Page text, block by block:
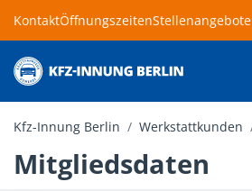
KontaktÖffnungszeitenStellenangebote
Kfz-Innung Berlin
Kfz-Innung Berlin Werkstattkunden
Mitgliedsdaten